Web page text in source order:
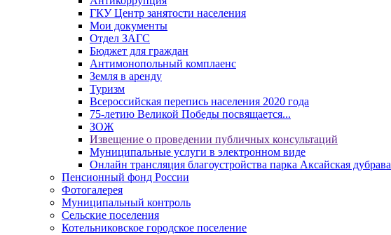
ГКУ Центр занятости населения
Мои документы
Отдел ЗАГС
Бюджет для граждан
Антимонопольный комплаенс
Земля в аренду
Туризм
Всероссийская перепись населения 2020 года
75-летию Великой Победы посвящается...
ЗОЖ
Извещение о проведении публичных консультаций
Муниципальные услуги в электронном виде
Онлайн трансляция благоустройства парка Аксайская дубрава
Пенсионный фонд России
Фотогалерея
Муниципальный контроль
Сельские поселения
Котельниковское городское поселение